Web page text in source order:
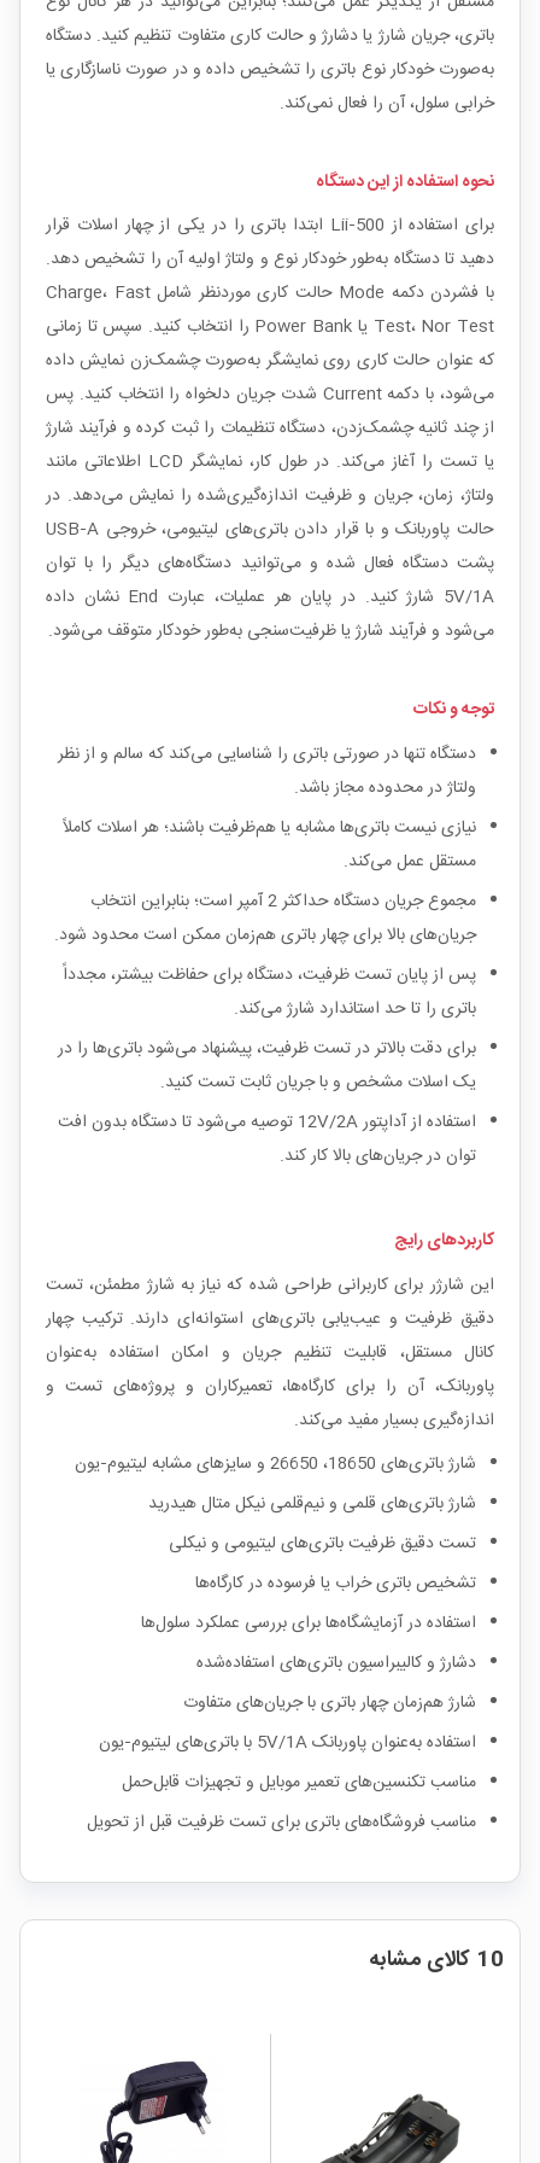
باتری، جریان شارژ یا دشارژ و حالت کاری متفاوت تنظیم کنید. دستگاه
به‌صورت خودکار نوع باتری را تشخیص داده و در صورت ناسازگاری یا
خرابی سلول، آن را فعال نمی‌کند.
نحوه استفاده از این دستگاه
برای استفاده از Lii‑500 ابتدا باتری را در یکی از چهار اسلات قرار
دهید تا دستگاه به‌طور خودکار نوع و ولتاژ اولیه آن را تشخیص دهد.
با فشردن دکمه Mode حالت کاری موردنظر شامل Charge، Fast
Test، Nor Test یا Power Bank را انتخاب کنید. سپس تا زمانی
که عنوان حالت کاری روی نمایشگر به‌صورت چشمک‌زن نمایش داده
می‌شود، با دکمه Current شدت جریان دلخواه را انتخاب کنید. پس
از چند ثانیه چشمک‌زدن، دستگاه تنظیمات را ثبت کرده و فرآیند شارژ
یا تست را آغاز می‌کند. در طول کار، نمایشگر LCD اطلاعاتی مانند
ولتاژ، زمان، جریان و ظرفیت اندازه‌گیری‌شده را نمایش می‌دهد. در
حالت پاوربانک و با قرار دادن باتری‌های لیتیومی، خروجی USB‑A
پشت دستگاه فعال شده و می‌توانید دستگاه‌های دیگر را با توان
5V/1A شارژ کنید. در پایان هر عملیات، عبارت End نشان داده
می‌شود و فرآیند شارژ یا ظرفیت‌سنجی به‌طور خودکار متوقف می‌شود.
توجه و نکات
دستگاه تنها در صورتی باتری را شناسایی می‌کند که سالم و از نظر
ولتاژ در محدوده مجاز باشد.
نیازی نیست باتری‌ها مشابه یا هم‌ظرفیت باشند؛ هر اسلات کاملاً
مستقل عمل می‌کند.
مجموع جریان دستگاه حداکثر 2 آمپر است؛ بنابراین انتخاب
جریان‌های بالا برای چهار باتری هم‌زمان ممکن است محدود شود.
پس از پایان تست ظرفیت، دستگاه برای حفاظت بیشتر، مجدداً
باتری را تا حد استاندارد شارژ می‌کند.
برای دقت بالاتر در تست ظرفیت، پیشنهاد می‌شود باتری‌ها را در
یک اسلات مشخص و با جریان ثابت تست کنید.
استفاده از آداپتور 12V/2A توصیه می‌شود تا دستگاه بدون افت
توان در جریان‌های بالا کار کند.
کاربردهای رایج
این شارژر برای کاربرانی طراحی شده که نیاز به شارژ مطمئن، تست
دقیق ظرفیت و عیب‌یابی باتری‌های استوانه‌ای دارند. ترکیب چهار
کانال مستقل، قابلیت تنظیم جریان و امکان استفاده به‌عنوان
پاوربانک، آن را برای کارگاه‌ها، تعمیرکاران و پروژه‌های تست و
اندازه‌گیری بسیار مفید می‌کند.
شارژ باتری‌های 18650، 26650 و سایزهای مشابه لیتیوم‑یون
شارژ باتری‌های قلمی و نیم‌قلمی نیکل متال هیدرید
تست دقیق ظرفیت باتری‌های لیتیومی و نیکلی
تشخیص باتری خراب یا فرسوده در کارگاه‌ها
استفاده در آزمایشگاه‌ها برای بررسی عملکرد سلول‌ها
دشارژ و کالیبراسیون باتری‌های استفاده‌شده
شارژ هم‌زمان چهار باتری با جریان‌های متفاوت
استفاده به‌عنوان پاوربانک 5V/1A با باتری‌های لیتیوم‑یون
مناسب تکنسین‌های تعمیر موبایل و تجهیزات قابل‌حمل
مناسب فروشگاه‌های باتری برای تست ظرفیت قبل از تحویل
10 کالای مشابه